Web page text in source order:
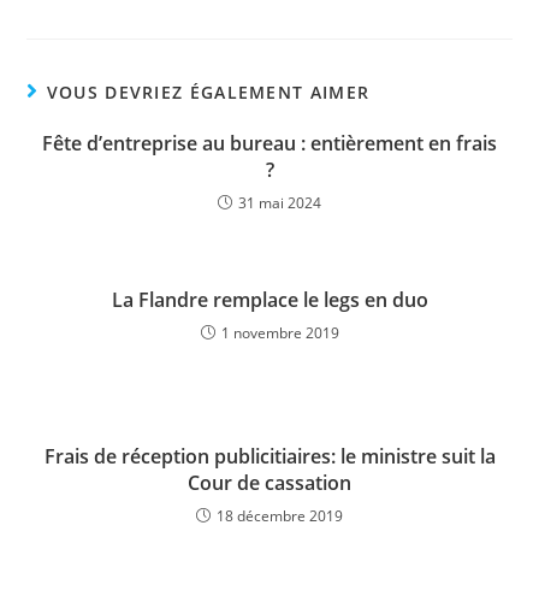
VOUS DEVRIEZ ÉGALEMENT AIMER
Fête d’entreprise au bureau : entièrement en frais
?
31 mai 2024
La Flandre remplace le legs en duo
1 novembre 2019
Frais de réception publicitiaires: le ministre suit la
Cour de cassation
18 décembre 2019